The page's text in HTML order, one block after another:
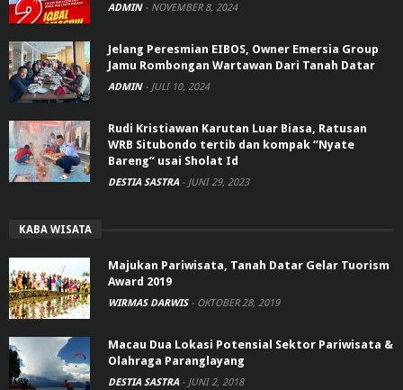
ADMIN - NOVEMBER 8, 2024
Jelang Peresmian EIBOS, Owner Emersia Group
Jamu Rombongan Wartawan Dari Tanah Datar
ADMIN - JULI 10, 2024
Rudi Kristiawan Karutan Luar Biasa, Ratusan
WRB Situbondo tertib dan kompak “Nyate
Bareng” usai Sholat Id
DESTIA SASTRA - JUNI 29, 2023
KABA WISATA
Majukan Pariwisata, Tanah Datar Gelar Tuorism
Award 2019
WIRMAS DARWIS - OKTOBER 28, 2019
Macau Dua Lokasi Potensial Sektor Pariwisata &
Olahraga Paranglayang
DESTIA SASTRA - JUNI 2, 2018